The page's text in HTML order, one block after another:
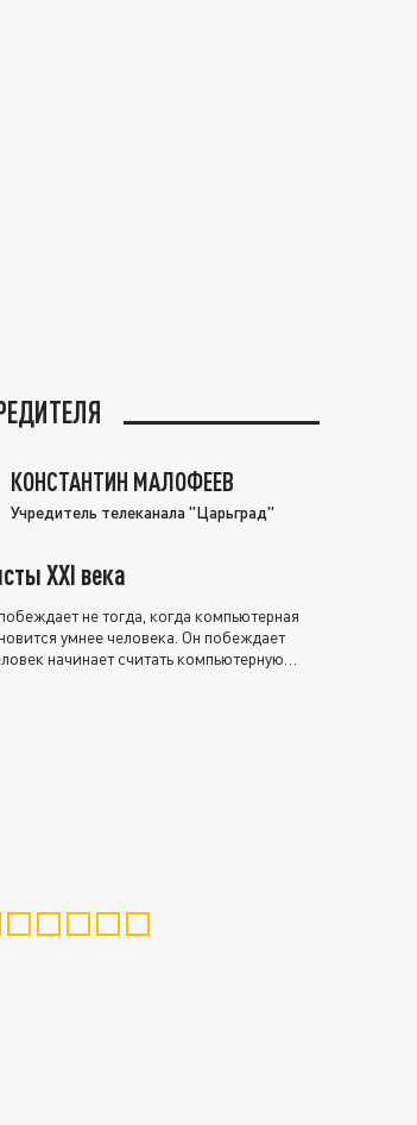
КОНСТАНТИН МАЛОФЕЕВ
Учредитель телеканала "Царьград"
XXI века
не тогда, когда компьютерная
умнее человека. Он побеждает
начинает считать компьютерную